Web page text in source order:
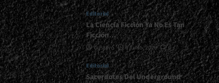
|
</span>
</small>
<div>La
Vuelta
De
Extol
Al
Estudio</div>
Editorial
La Ciencia Ficción Ya No Es Tan
Ficción…
Gustavo 1 junio, 2026 0
Editorial
Sacerdotes Del Underground